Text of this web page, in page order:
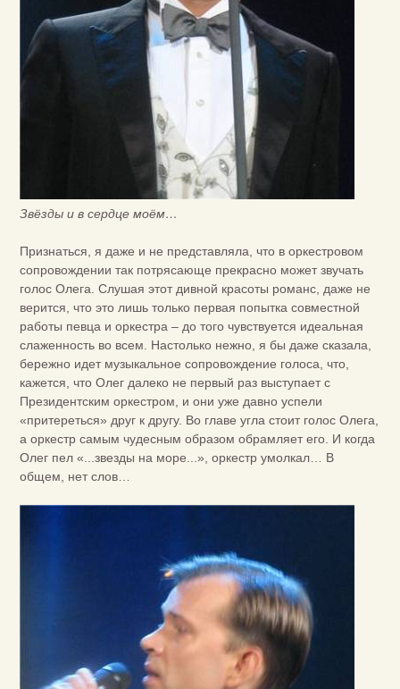
Звёзды и в сердце моём…
Признаться, я даже и не представляла, что в оркестровом
сопровождении так потрясающе прекрасно может звучать
голос Олега. Слушая этот дивной красоты романс, даже не
верится, что это лишь только первая попытка совместной
работы певца и оркестра – до того чувствуется идеальная
слаженность во всем. Настолько нежно, я бы даже сказала,
бережно идет музыкальное сопровождение голоса, что,
кажется, что Олег далеко не первый раз выступает с
Президентским оркестром, и они уже давно успели
«притереться» друг к другу. Во главе угла стоит голос Олега,
а оркестр самым чудесным образом обрамляет его. И когда
Олег пел «...звезды на море...», оркестр умолкал… В
общем, нет слов…